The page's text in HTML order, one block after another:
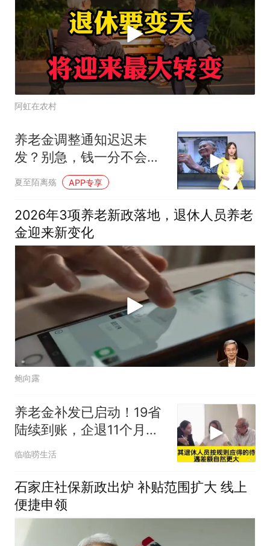
阿虹在农村
养老金调整通知迟迟未
发？别急，钱一分不会
少！
夏至陌离殇 APP专享
2026年3项养老新政落地，退休人员养老
金迎来新变化
鲍向露
养老金补发已启动！19省
陆续到账，企退11个月能
领2000吗
临临唠生活
石家庄社保新政出炉 补贴范围扩大 线上
便捷申领